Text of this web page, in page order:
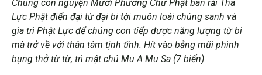
Chúng con nguyện Mười Phương Chư Phật ban rải Tha
Lực Phật điển đại từ đại bi tới muôn loài chúng sanh và
gia trì Phật Lực để chúng con tiếp được năng lượng từ bi
mà trở về với thân tâm tịnh tĩnh. Hít vào bằng mũi phình
bụng thở từ từ, trì mật chú Mu A Mu Sa (7 biến)